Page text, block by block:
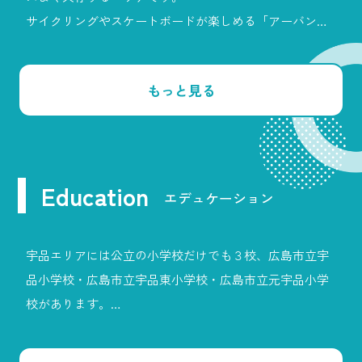
サイクリングやスケートボードが楽しめる「アーバンサ
イクルパークス広島」、瀬戸内海の絶景を望める「元宇
品公園」、イベントや憩いの場として人気の「広島みな
と公園」など、日常を豊かにするスポットが充実してい
ます。
また、瀬戸内の海辺に佇む「グランドプリンスホテル広
島」は、この街のシンボル的な存在。宇品での暮らし
は、自然とアクティビティ、そして都市の魅力を同時に
もっと見る
Education エデュケーション
宇品エリアには公立の小学校だけでも３校、広島市立宇
品小学校・広島市立宇品東小学校・広島市立元宇品小学
校があります。
国立・私立中学校があり通学の選択肢が豊富です。